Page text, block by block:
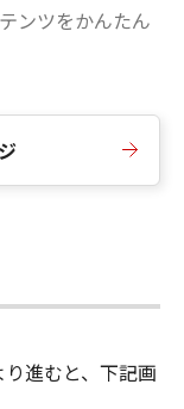
ンツをかんたん
り進むと、下記画